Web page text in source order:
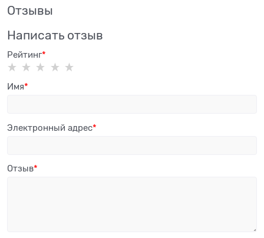
Отзывы
Написать отзыв
Рейтинг
Имя
Электронный адрес
Отзыв